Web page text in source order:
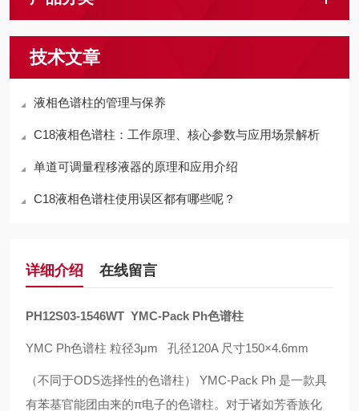
技术文章
液相色谱柱的管理与保养
C18液相色谱柱：工作原理、核心参数与应用场景解析
单道可调量程移液器的原理和应用介绍
C18液相色谱柱使用误区都有哪些呢？
详细介绍 在线留言
PH12S03-1546WT YMC-Pack Ph色谱柱
YMC Ph色谱柱 粒径3μm 孔径120A 尺寸150×4.6mm
（不同于ODS选择性的色谱柱） YMC-Pack Ph 是一款具
有苯基官能团由来的π电子的色谱柱。对于诸如芳香族化